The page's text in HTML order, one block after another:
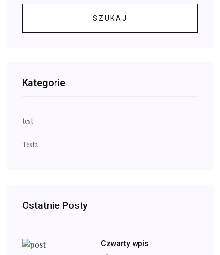
SZUKAJ
Kategorie
test
Test2
Ostatnie Posty
Czwarty wpis